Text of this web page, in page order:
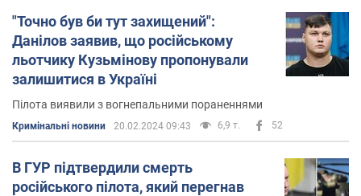
"Точно був би тут захищений":
Данілов заявив, що російському
льотчику Кузьмінову пропонували
залишитися в Україні
Пілота виявили з вогнепальними пораненнями
Кримінальні новини 20.02.2024 09:43 6,9 т. 52
В ГУР підтвердили смерть
російського пілота, який перегнав